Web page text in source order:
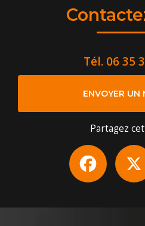
Tél. 06 35
ENVOYER UN
Partagez
Facebook